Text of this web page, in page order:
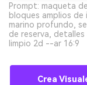
Prompt: maqueta
bloques amplios de
marino profundo,
de reserva,
limpio 2d --ar 16:9
Crea